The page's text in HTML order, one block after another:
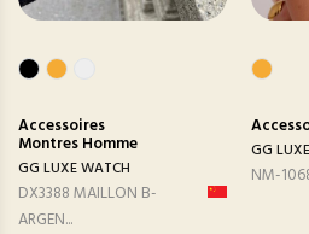
Accessoires
Montres Homme
GG LUXE WATCH
DX3388 MAILLON B-
ARGEN...
GG
NM-